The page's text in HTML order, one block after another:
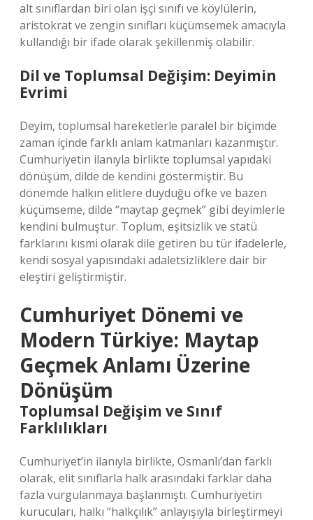
alt sınıflardan biri olan işçi sınıfı ve köylülerin,
aristokrat ve zengin sınıfları küçümsemek amacıyla
kullandığı bir ifade olarak şekillenmiş olabilir.
Dil ve Toplumsal Değişim: Deyimin
Evrimi
Deyim, toplumsal hareketlerle paralel bir biçimde
zaman içinde farklı anlam katmanları kazanmıştır.
Cumhuriyetin ilanıyla birlikte toplumsal yapıdaki
dönüşüm, dilde de kendini göstermiştir. Bu
dönemde halkın elitlere duyduğu öfke ve bazen
küçümseme, dilde “maytap geçmek” gibi deyimlerle
kendini bulmuştur. Toplum, eşitsizlik ve statü
farklarını kısmi olarak dile getiren bu tür ifadelerle,
kendi sosyal yapısındaki adaletsizliklere dair bir
eleştiri geliştirmiştir.
Cumhuriyet Dönemi ve
Modern Türkiye: Maytap
Geçmek Anlamı Üzerine
Dönüşüm
Toplumsal Değişim ve Sınıf
Farklılıkları
Cumhuriyet’in ilanıyla birlikte, Osmanlı’dan farklı
olarak, elit sınıflarla halk arasındaki farklar daha
fazla vurgulanmaya başlanmıştı. Cumhuriyetin
kurucuları, halkı “halkçılık” anlayışıyla birleştirmeyi